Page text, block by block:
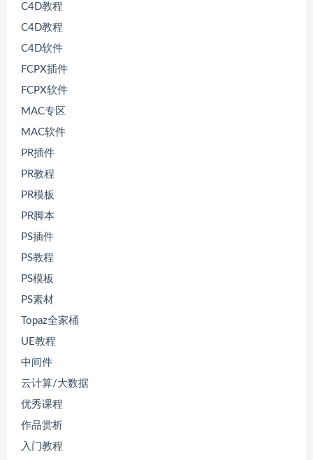
C4D教程
C4D教程
C4D软件
FCPX插件
FCPX软件
MAC专区
MAC软件
PR插件
PR教程
PR模板
PR脚本
PS插件
PS教程
PS模板
PS素材
Topaz全家桶
UE教程
中间件
云计算/大数据
优秀课程
作品赏析
入门教程